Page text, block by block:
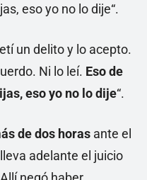
eso yo no lo dije“.
un delito y lo acepto.
Ni lo leí. Eso de
eso yo no lo dije“.
de dos horas ante el
adelante el juicio